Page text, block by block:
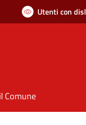
Utenti con
Comune